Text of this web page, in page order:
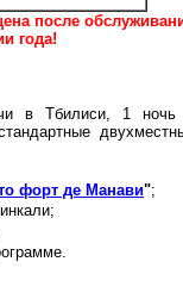
после
года!
в Тбилиси, 1
форт де Манави";